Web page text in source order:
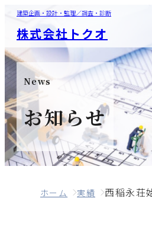
建築企画・設計・監理／調査・診断
株式会社トクオ
News
お知らせ
ホーム 実績